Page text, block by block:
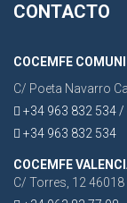
CONTACTO
COCEMFE
C/ Poeta Navarro
+34 963 832 534
+34 963 832 534
COCEMFE
C/ Torres, 12 46018